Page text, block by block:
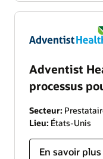
Adventist
processus
Secteur:
Lieu: États-Unis
En savoir plus